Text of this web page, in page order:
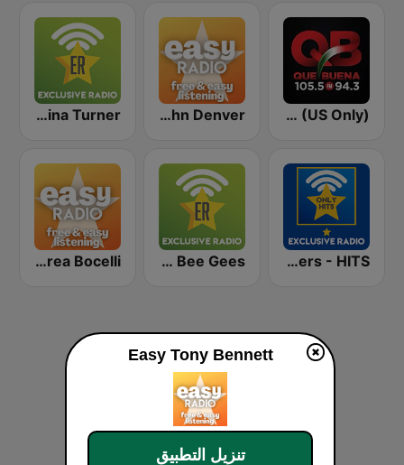
KBUE Que Buena 105.5 / 94.3 FM (US Only)
Easy John Denver
Exclusively Tina Turner
Exclusively Carpenters - HITS
Exclusively The Bee Gees
Easy Andrea Bocelli
Easy Tony Bennett
تنزيل التطبيق